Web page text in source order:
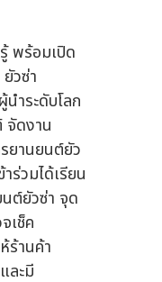
พร้อมเปิด
วซ่า
ำระดับโลก
จัดงาน
ยานยนต์ยัว
ร่วมได้เรียน
ต์ยัวซ่า จุด
เช็ค
ร้านค้า
ละมี